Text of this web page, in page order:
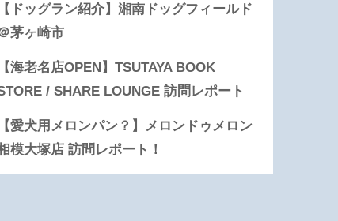
【ドッグラン紹介】湘南ドッグフィールド
茅ヶ崎市
【海老名店OPEN】TSUTAYA BOOK
/ SHARE LOUNGE 訪問レポート
【愛犬用メロンパン？】メロンドゥメロン
模大塚店 訪問レポート！